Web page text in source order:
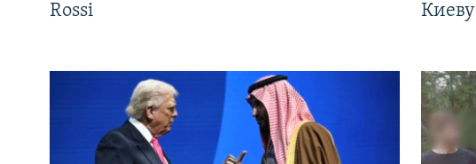
Rossi
Киеву